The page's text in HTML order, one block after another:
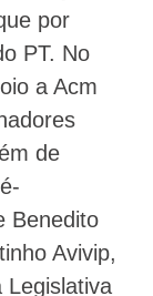
por
PT. No
a Acm
de
Benedito
Avivip,
Legislativa